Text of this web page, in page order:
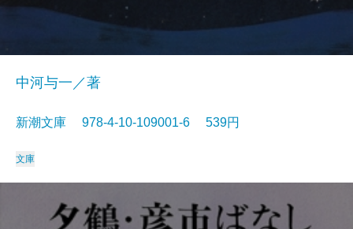
中河与一／著
新潮文庫 978-4-10-109001-6 539円
文庫